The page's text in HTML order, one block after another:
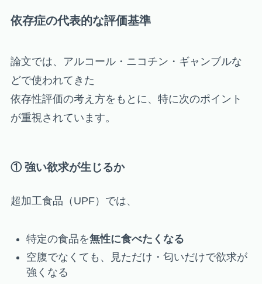
依存症の代表的な評価基準
論文では、アルコール・ニコチン・ギャンブルな
どで使われてきた
依存性評価の考え方をもとに、特に次のポイント
が重視されています。
① 強い欲求が生じるか
超加工食品（UPF）では、
特定の食品を無性に食べたくなる
空腹でなくても、見ただけ・匂いだけで欲求が
強くなる